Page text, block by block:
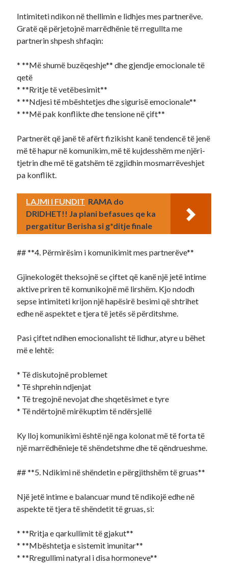
Intimiteti ndikon në thellimin e lidhjes mes partnerëve.
Gratë që përjetojnë marrëdhënie të rregullta me
partnerin shpesh shfaqin:
* **Më shumë buzëqeshje** dhe gjendje emocionale të
qetë
* **Rritje të vetëbesimit**
* **Ndjesi të mbështetjes dhe sigurisë emocionale**
* **Më pak konflikte dhe tensione në çift**
Partnerët që janë të afërt fizikisht kanë tendencë të jenë
më të hapur në komunikim, më të kujdesshëm me njëri-
tjetrin dhe më të gatshëm të zgjidhin mosmarrëveshjet
pa konflikt.
LAJMI I FUNDIT RAMA do
DRIDHET!! Ja plani befasues qe ka
pergatitur Berisha si g*ditje finale
## **4. Përmirësim i komunikimit mes partnerëve**
Gjinekologët theksojnë se çiftet që kanë një jetë intime
aktive priren të komunikojnë më lirshëm. Kjo ndodh
sepse intimiteti krijon një hapësirë besimi që shtrihet
edhe në aspektet e tjera të jetës së përditshme.
Pasi çiftet ndihen emocionalisht të lidhur, atyre u bëhet
më e lehtë:
* Të diskutojnë problemet
* Të shprehin ndjenjat
* Të tregojnë nevojat dhe shqetësimet e tyre
* Të ndërtojnë mirëkuptim të ndërsjellë
Ky lloj komunikimi është një nga kolonat më të forta të
një marrëdhënieje të shëndetshme dhe të qëndrueshme.
## **5. Ndikimi në shëndetin e përgjithshëm të gruas**
Një jetë intime e balancuar mund të ndikojë edhe në
aspekte të tjera të shëndetit të gruas, si:
* **Rritja e qarkullimit të gjakut**
* **Mbështetja e sistemit imunitar**
* **Rregullimi natyral i disa hormoneve**